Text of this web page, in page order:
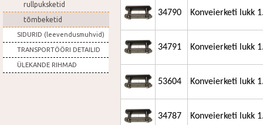
rullpuksketid
tõmbeketid
SIDURID (leevendusmuhvid)
TRANSPORTÖÖRI DETAILID
ÜLEKANDE RIHMAD
34790 Konveierketi lukk
34791 Konveierketi lukk
53604 Konveierketi lukk
34787 Konveierketi lukk